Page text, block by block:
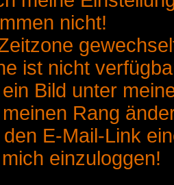
nicht!
ist nicht
Bild unter
Rang
E-Mail-Link
einzuloggen!